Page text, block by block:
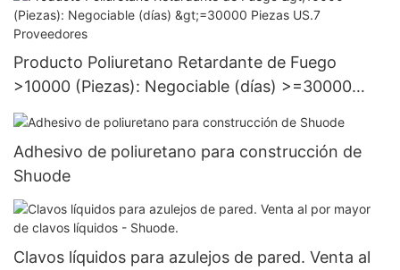
Producto Poliuretano Retardante de Fuego
>10000 (Piezas): Negociable (días) >=30000
Piezas US.7 Proveedores
Adhesivo de poliuretano para construcción de
Shuode
Clavos líquidos para azulejos de pared. Venta al